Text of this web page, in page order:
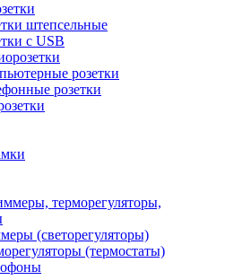
штепсельные
с USB
розетки
розетки
терморегуляторы,
(светорегуляторы)
(термостаты)